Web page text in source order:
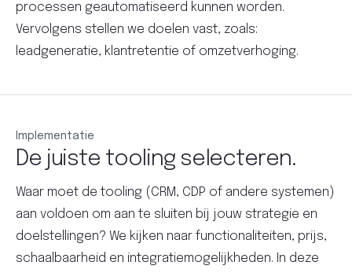
processen geautomatiseerd kunnen worden.
Vervolgens stellen we doelen vast, zoals:
leadgeneratie, klantretentie of omzetverhoging.
Implementatie
De juiste tooling selecteren.
Waar moet de tooling (CRM, CDP of andere systemen)
aan voldoen om aan te sluiten bij jouw strategie en
doelstellingen? We kijken naar functionaliteiten, prijs,
schaalbaarheid en integratiemogelijkheden. In deze